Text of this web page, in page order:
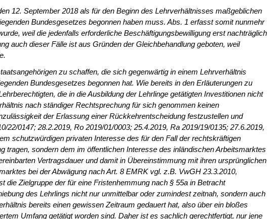
12. September 2018 als für den Beginn des Lehrverhältnisses maßgeblichen
Bun­desgesetzes begonnen haben muss. Abs. 1 erfasst somit nunmehr
weil die jedenfalls erforderliche Beschäftigungsbewilligung erst nachträglich
auch dieser Fälle ist aus Gründen der Gleichbehandlung geboten, weil
zu schaffen, die sich gegen­wärtig in einem Lehrverhältnis
Bundes­gesetzes begonnen hat. Wie bereits in den Erläuterungen zu
die in die Ausbildung der Lehrlinge getätigten Investi­tionen nicht
nach ständiger Rechtsprechung für sich genommen keinen
der Erlassung einer Rückkehrentscheidung festzustellen und
0147; 28.2.2019, Ro 2019/01/0003; 25.4.2019, Ra 2019/19/0135; 27.6.2019,
schutzwürdigen privaten Interesse des für den Fall der rechtskräftigen
sondern dem im öffentlichen Interesse des inländischen Arbeitsmarktes
Vertragsdauer und damit in Übereinstim­mung mit ihren ursprünglichen
bei der Abwägung nach Art. 8 EMRK vgl. z.B. VwGH 23.3.2010,
die Zielgruppe der für eine Fristenhemmung nach § 55a in Betracht
des Lehrlings nicht nur unmittelbar oder zu­mindest zeitnah, sondern auch
bereits ei­nen gewissen Zeitraum gedauert hat, also über ein bloßes
Umfang getätigt worden sind. Daher ist es sachlich gerechtfertigt, nur jene